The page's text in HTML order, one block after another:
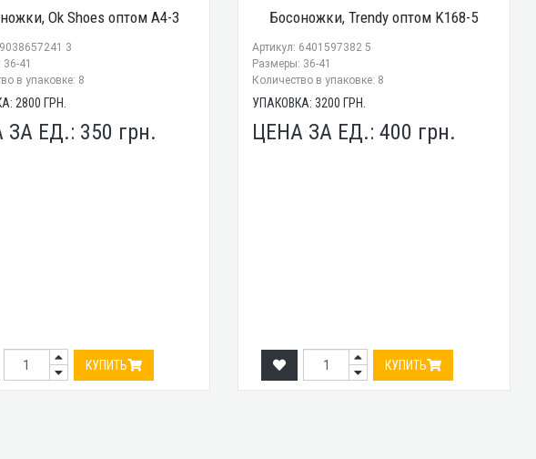
Ok Shoes оптом A4-3
3
41
в упаковке: 8
2800 ГРН.
ЗА ЕД.: 350 грн.
КУПИТЬ
Босоножки, Trendy оптом K168-5
Артикул: 6401597382 5
Размеры: 36-41
Количество в упаковке: 8
УПАКОВКА:3200 ГРН.
ЦЕНА ЗА ЕД.:400 грн.
КУПИТЬ